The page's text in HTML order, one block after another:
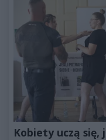
Kobiety uczą się,